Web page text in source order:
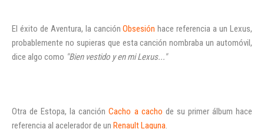
INICIAR SESIÓN
El éxito de Aventura, la canciónObsesión hace referencia a un Lexus,
probablemente no supieras que esta canción nombraba un automóvil,
dice algo como "Bien vestido y en mi Lexus..."
Otra de Estopa, la canciónCacho a cacho de su primer álbum hace
referencia al acelerador de un Renault Laguna.